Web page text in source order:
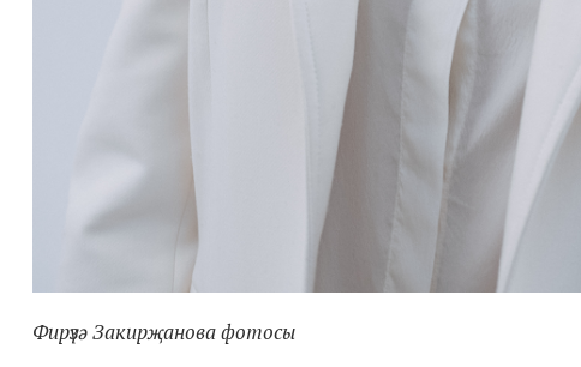
Фирүзә Закирҗанова фотосы